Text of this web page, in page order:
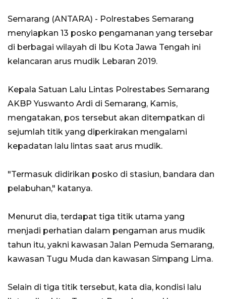
Semarang (ANTARA) - Polrestabes Semarang
menyiapkan 13 posko pengamanan yang tersebar
di berbagai wilayah di Ibu Kota Jawa Tengah ini
kelancaran arus mudik Lebaran 2019.
Kepala Satuan Lalu Lintas Polrestabes Semarang
AKBP Yuswanto Ardi di Semarang, Kamis,
mengatakan, pos tersebut akan ditempatkan di
sejumlah titik yang diperkirakan mengalami
kepadatan lalu lintas saat arus mudik.
"Termasuk didirikan posko di stasiun, bandara dan
pelabuhan," katanya.
Menurut dia, terdapat tiga titik utama yang
menjadi perhatian dalam pengaman arus mudik
tahun itu, yakni kawasan Jalan Pemuda Semarang,
kawasan Tugu Muda dan kawasan Simpang Lima.
Selain di tiga titik tersebut, kata dia, kondisi lalu